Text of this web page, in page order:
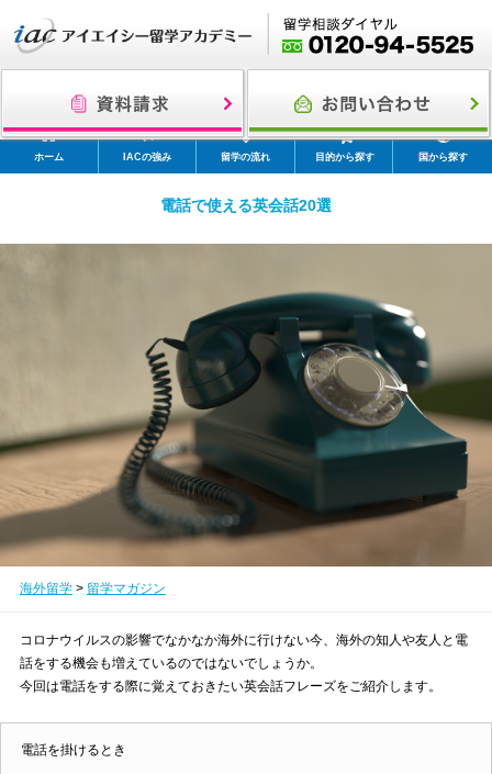
ホーム IACの強み 留学の流れ 目的から探す 国から探す
電話で使える英会話20選
海外留学> 留学マガジン
コロナウイルスの影響でなかなか海外に行けない今、海外の知人や友人と電
話をする機会も増えているのではないでしょうか。
今回は電話をする際に覚えておきたい英会話フレーズをご紹介します。
電話を掛けるとき